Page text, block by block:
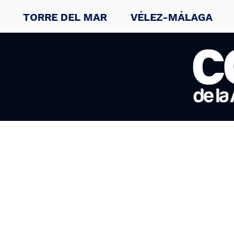
TORRE DEL MAR VÉLEZ-MÁLAGA